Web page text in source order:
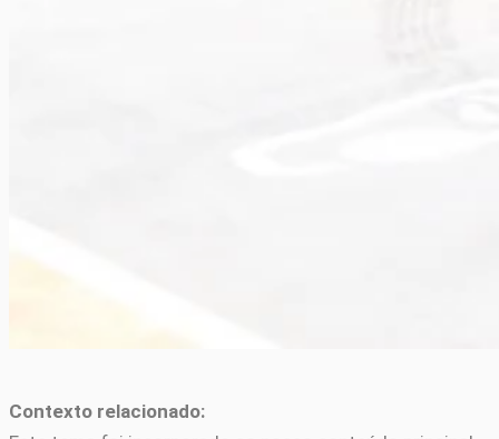
Contexto relacionado: